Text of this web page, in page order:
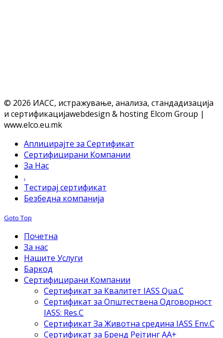
© 2026 ИАСС, истражување, анализа, стандадизација
и сертификацијаwebdesign & hosting Elcom Group |
www.elco.eu.mk
Аплицирајте за Сертификат
Сертифицирани Компании
За Нас
.
Тестирај сертификат
Безбедна компанија
Goto Top
Почетна
За нас
Нашите Услуги
Баркод
Сертифицирани Компании
Сертификат за Квалитет IASS Qua.C
Сертификат за Општествена Одговорност
IASS: Res.C
Сертификат За Животна средина IASS Env.C
Сертификат за Бренд Рејтинг АА+